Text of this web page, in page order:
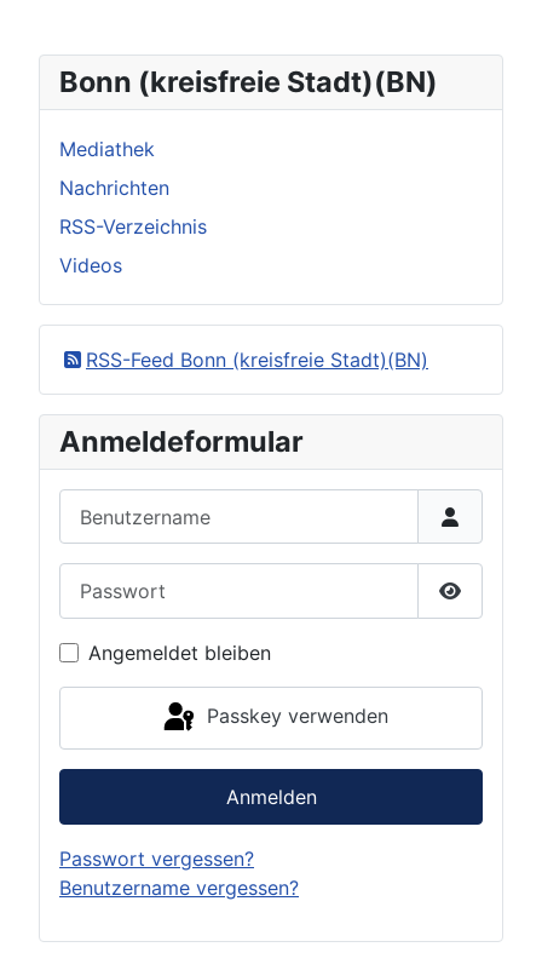
Bonn (kreisfreie Stadt)(BN)
Mediathek
Nachrichten
RSS-Verzeichnis
Videos
RSS-Feed Bonn (kreisfreie Stadt)(BN)
Anmeldeformular
Passwort
Angemeldet bleiben
Passkey verwenden
Anmelden
Passwort vergessen?
Benutzername vergessen?